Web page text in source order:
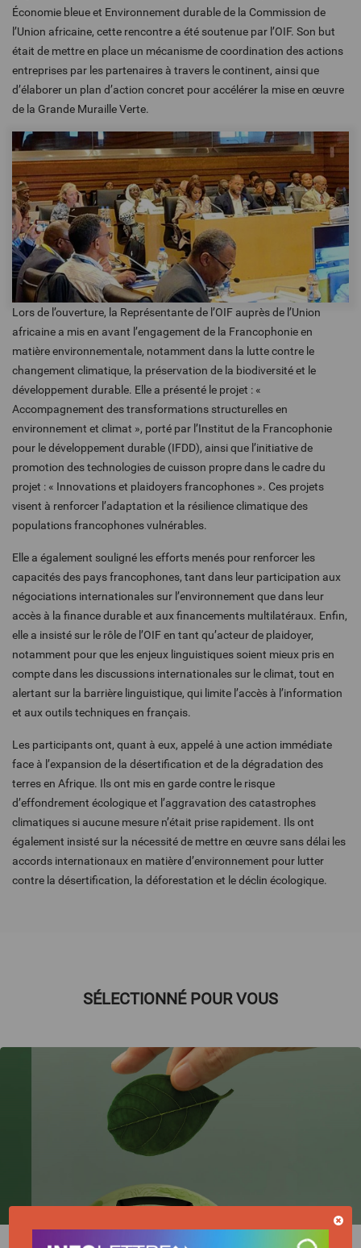
Économie bleue et Environnement durable de la Commission de
l’Union africaine, cette rencontre a été soutenue par l’OIF. Son but
était de mettre en place un mécanisme de coordination des actions
entreprises par les partenaires à travers le continent, ainsi que
d’élaborer un plan d’action concret pour accélérer la mise en œuvre
de la Grande Muraille Verte.
Lors de l’ouverture, la Représentante de l’OIF auprès de l’Union
africaine a mis en avant l’engagement de la Francophonie en
matière environnementale, notamment dans la lutte contre le
changement climatique, la préservation de la biodiversité et le
développement durable. Elle a présenté le projet : «
Accompagnement des transformations structurelles en
environnement et climat », porté par l’Institut de la Francophonie
pour le développement durable (IFDD), ainsi que l’initiative de
promotion des technologies de cuisson propre dans le cadre du
projet : « Innovations et plaidoyers francophones ». Ces projets
visent à renforcer l’adaptation et la résilience climatique des
populations francophones vulnérables.
Elle a également souligné les efforts menés pour renforcer les
capacités des pays francophones, tant dans leur participation aux
négociations internationales sur l’environnement que dans leur
accès à la finance durable et aux financements multilatéraux. Enfin,
elle a insisté sur le rôle de l’OIF en tant qu’acteur de plaidoyer,
notamment pour que les enjeux linguistiques soient mieux pris en
compte dans les discussions internationales sur le climat, tout en
alertant sur la barrière linguistique, qui limite l’accès à l’information
et aux outils techniques en français.
Les participants ont, quant à eux, appelé à une action immédiate
face à l’expansion de la désertification et de la dégradation des
terres en Afrique. Ils ont mis en garde contre le risque
d’effondrement écologique et l’aggravation des catastrophes
climatiques si aucune mesure n’était prise rapidement. Ils ont
également insisté sur la nécessité de mettre en œuvre sans délai les
accords internationaux en matière d’environnement pour lutter
contre la désertification, la déforestation et le déclin écologique.
SÉLECTIONNÉ POUR VOUS